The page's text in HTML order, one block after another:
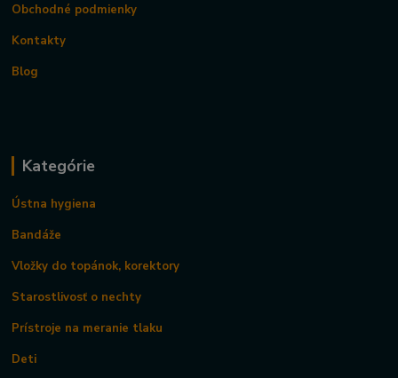
Obchodné podmienky
Kontakty
Blog
Kategórie
Ústna hygiena
Bandáže
Vložky do topánok, korektory
Starostlivosť o nechty
Prístroje na meranie tlaku
Deti